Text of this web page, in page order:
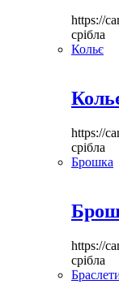
https://
срібла
Кольє
https://
срібла
Брошка
https://
срібла